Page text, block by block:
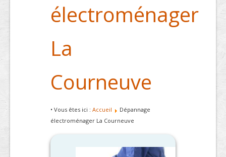
électroménager
La
Courneuve
• Vous êtes ici : Accueil
Dépannage
électroménager La Courneuve